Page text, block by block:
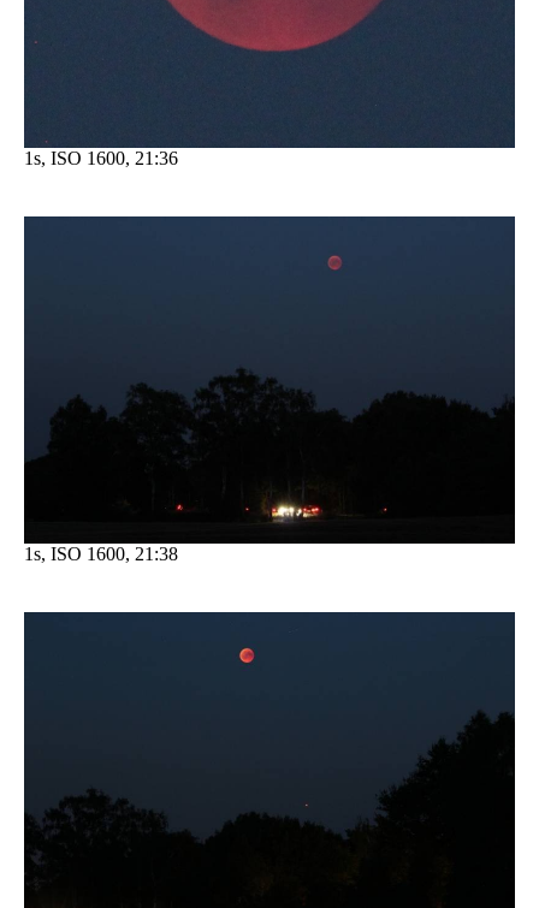
1s, ISO 1600, 21:36
1s, ISO 1600, 21:38